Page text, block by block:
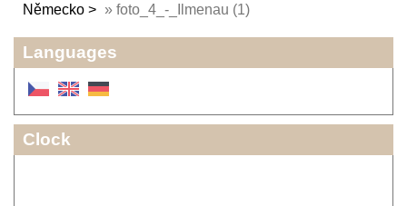
Německo
» foto_4_-_Ilmenau (1)
Languages
Clock